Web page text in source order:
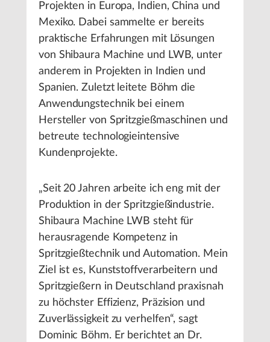
Projekten in Europa, Indien, China und
Mexiko. Dabei sammelte er bereits
praktische Erfahrungen mit Lösungen
von Shibaura Machine und LWB, unter
anderem in Projekten in Indien und
Spanien. Zuletzt leitete Böhm die
Anwendungstechnik bei einem
Hersteller von Spritzgießmaschinen und
betreute technologieintensive
Kundenprojekte.
„Seit 20 Jahren arbeite ich eng mit der
Produktion in der Spritzgießindustrie.
Shibaura Machine LWB steht für
herausragende Kompetenz in
Spritzgießtechnik und Automation. Mein
Ziel ist es, Kunststoffverarbeitern und
Spritzgießern in Deutschland praxisnah
zu höchster Effizienz, Präzision und
Zuverlässigkeit zu verhelfen“, sagt
Dominic Böhm. Er berichtet an Dr.